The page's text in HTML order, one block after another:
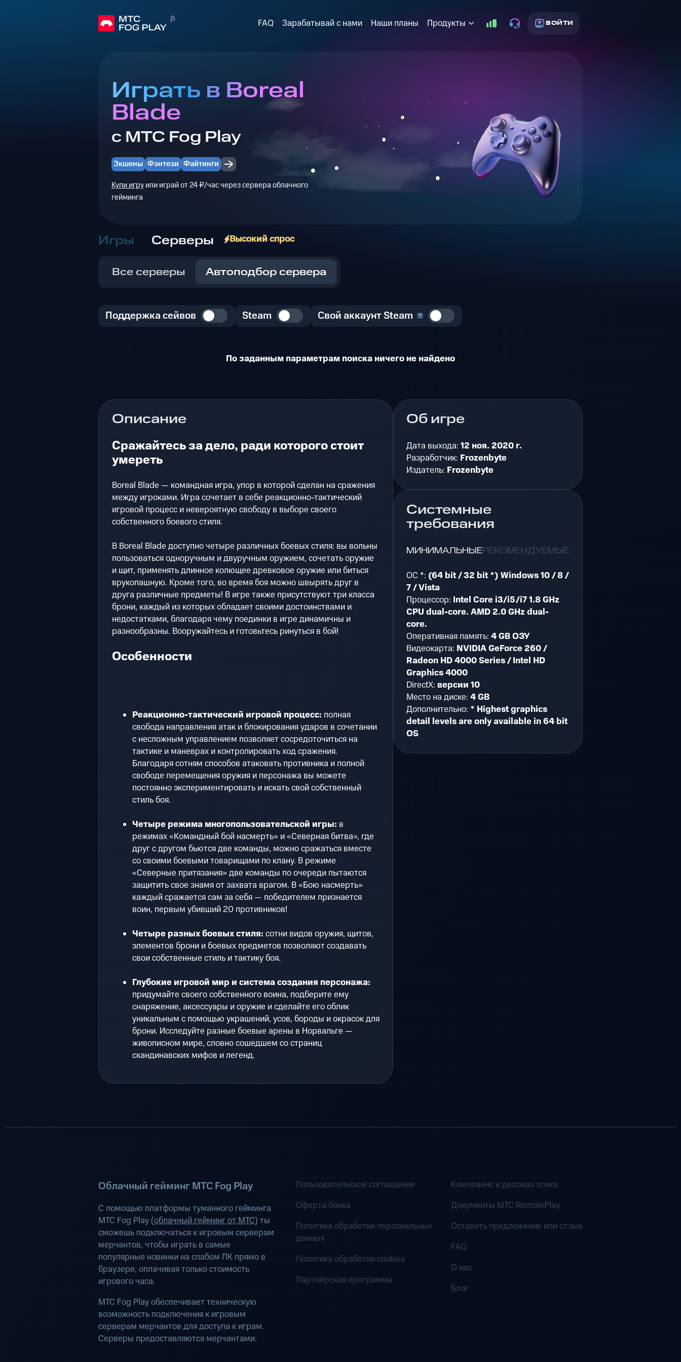
FAQ Зарабатывай с нами Наши планы Продукты ВОЙТИ
Играть в Boreal
Blade
с МТС Fog Play
Экшены Фэнтези Файтинги
Купи игруили играй от 24 ₽/час через сервера облачного
гейминга
Игры Серверы Высокий спрос
Все серверы Автоподбор сервера
Поддержка сейвов Steam Свой аккаунт Steam
По заданным параметрам поиска ничего не найдено
Описание
Сражайтесь за дело, ради которого стоит
умереть
Boreal Blade — командная игра, упор в которой сделан на сражения
между игроками. Игра сочетает в себе реакционно-тактический
игровой процесс и невероятную свободу в выборе своего
собственного боевого стиля.
В Boreal Blade доступно четыре различных боевых стиля: вы вольны
пользоваться одноручным и двуручным оружием, сочетать оружие
и щит, применять длинное колющее древковое оружие или биться
врукопашную. Кроме того, во время боя можно швырять друг в
друга различные предметы! В игре также присутствуют три класса
брони, каждый из которых обладает своими достоинствами и
недостатками, благодаря чему поединки в игре динамичны и
разнообразны. Вооружайтесь и готовьтесь ринуться в бой!
Особенности
Реакционно-тактический игровой процесс: полная
свобода направления атак и блокирования ударов в сочетании
с несложным управлением позволяет сосредоточиться на
тактике и маневрах и контролировать ход сражения.
Благодаря сотням способов атаковать противника и полной
свободе перемещения оружия и персонажа вы можете
постоянно экспериментировать и искать свой собственный
стиль боя.
Четыре режима многопользовательской игры: в
режимах «Командный бой насмерть» и «Северная битва», где
друг с другом бьются две команды, можно сражаться вместе
со своими боевыми товарищами по клану. В режиме
«Северные притязания» две команды по очереди пытаются
защитить свое знамя от захвата врагом. В «Бою насмерть»
каждый сражается сам за себя — победителем признается
воин, первым убивший 20 противников!
Четыре разных боевых стиля: сотни видов оружия, щитов,
элементов брони и боевых предметов позволяют создавать
свои собственные стиль и тактику боя.
Глубокие игровой мир и система создания персонажа:
придумайте своего собственного воина, подберите ему
снаряжение, аксессуары и оружие и сделайте его облик
уникальным с помощью украшений, усов, бороды и окрасок для
брони. Исследуйте разные боевые арены в Норвальге —
живописном мире, словно сошедшем со страниц
скандинавских мифов и легенд.
Об игре
Дата выхода:12 ноя. 2020 г.
Разработчик: Frozenbyte
Издатель: Frozenbyte
Системные
требования
МИНИМАЛЬНЫЕРЕКОМЕНДУЕМЫЕ
ОС *: (64 bit / 32 bit *) Windows 10 / 8 /
7 / Vista
Процессор: Intel Core i3/i5/i7 1.8 GHz
CPU dual-core. AMD 2.0 GHz dual-
core.
Оперативная память:4 GB ОЗУ
Видеокарта: NVIDIA GeForce 260 /
Radeon HD 4000 Series / Intel HD
Graphics 4000
DirectX: версии 10
Место на диске:4 GB
Дополнительно: * Highest graphics
detail levels are only available in 64 bit
OS
Облачный гейминг МТС Fog Play
С помощью платформы туманного гейминга
МТС Fog Play (облачный гейминг от МТС) ты
сможешь подключаться к игровым серверам
мерчантов, чтобы играть в самые
популярные новинки на слабом ПК прямо в
браузере, оплачивая только стоимость
игрового часа.
МТС Fog Play обеспечивает техническую
возможность подключения к игровым
серверам мерчантов для доступа к играм.
Серверы предоставляются мерчантами.
Пользовательское соглашение
Оферта банка
Политика обработки персональных
данных
Политика обработки cookies
Партнёрская программа
Комплаенс и деловая этика
Документы MTC RemotePlay
Оставить предложение или отзыв
FAQ
О нас
Блог